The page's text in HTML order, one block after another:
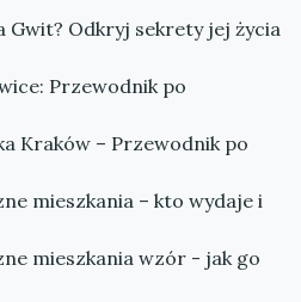
Gwit? Odkryj sekrety jej życia
Przewodnik po
Kraków – Przewodnik po
mieszkania – kto wydaje i
mieszkania wzór - jak go